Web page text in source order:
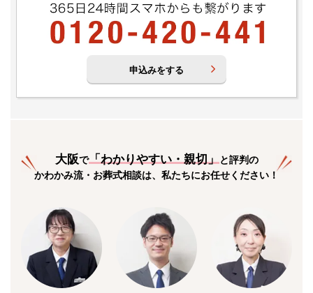
申込みをする
大阪で「わかりやすい・親切」と評判の
かわかみ流・お葬式相談は、私たちにお任せください！